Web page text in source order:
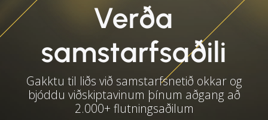
Verða
samstarfsaðili
Gakktu til liðs við samstarfsnetið okkar og
bjóddu viðskiptavinum þínum aðgang að
2.000+ flutningsaðilum